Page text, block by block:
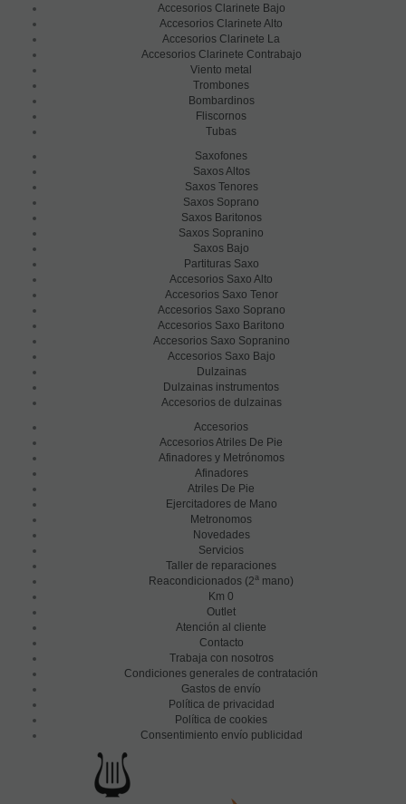
Accesorios Clarinete Bajo
Accesorios Clarinete Alto
Accesorios Clarinete La
Accesorios Clarinete Contrabajo
Viento metal
Trombones
Bombardinos
Fliscornos
Tubas
Saxofones
Saxos Altos
Saxos Tenores
Saxos Soprano
Saxos Baritonos
Saxos Sopranino
Saxos Bajo
Partituras Saxo
Accesorios Saxo Alto
Accesorios Saxo Tenor
Accesorios Saxo Soprano
Accesorios Saxo Baritono
Accesorios Saxo Sopranino
Accesorios Saxo Bajo
Dulzainas
Dulzainas instrumentos
Accesorios de dulzainas
Accesorios
Accesorios Atriles De Pie
Afinadores y Metrónomos
Afinadores
Atriles De Pie
Ejercitadores de Mano
Metronomos
Novedades
Servicios
Taller de reparaciones
Reacondicionados (2a mano)
Km 0
Outlet
Atención al cliente
Contacto
Trabaja con nosotros
Condiciones generales de contratación
Gastos de envío
Política de privacidad
Política de cookies
Consentimiento envío publicidad